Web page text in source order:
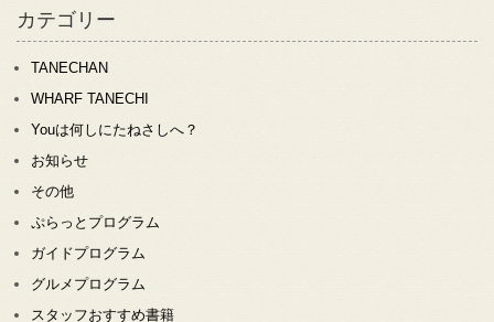
カテゴリー
TANECHAN
WHARF TANECHI
Youは何しにたねさしへ？
お知らせ
その他
ぷらっとプログラム
ガイドプログラム
グルメプログラム
スタッフおすすめ書籍